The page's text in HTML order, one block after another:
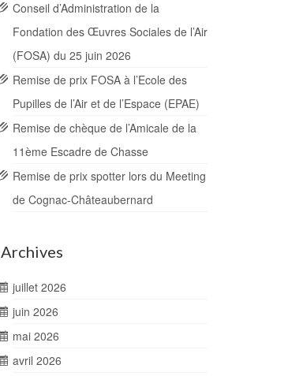
Conseil d’Administration de la
Fondation des Œuvres Sociales de l’Air
(FOSA) du 25 juin 2026
Remise de prix FOSA à l’Ecole des
Pupilles de l’Air et de l’Espace (EPAE)
Remise de chèque de l’Amicale de la
11ème Escadre de Chasse
Remise de prix spotter lors du Meeting
de Cognac-Châteaubernard
Archives
juillet 2026
juin 2026
mai 2026
avril 2026